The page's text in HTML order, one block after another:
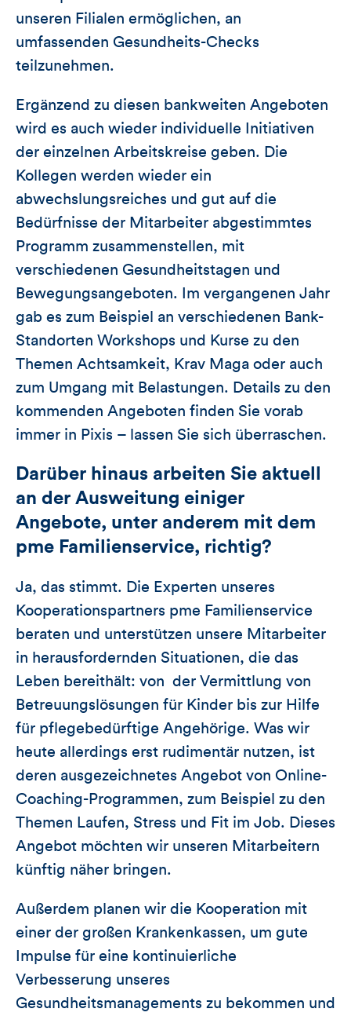
unseren Filialen ermöglichen, an
umfassenden Gesundheits-Checks
teilzunehmen.
Ergänzend zu diesen bankweiten Angeboten
wird es auch wieder individuelle Initiativen
der einzelnen Arbeitskreise geben. Die
Kollegen werden wieder ein
abwechslungsreiches und gut auf die
Bedürfnisse der Mitarbeiter abgestimmtes
Programm zusammenstellen, mit
verschiedenen Gesundheitstagen und
Bewegungsangeboten. Im vergangenen Jahr
gab es zum Beispiel an verschiedenen Bank-
Standorten Workshops und Kurse zu den
Themen Achtsamkeit, Krav Maga oder auch
zum Umgang mit Belastungen. Details zu den
kommenden Angeboten finden Sie vorab
immer in Pixis – lassen Sie sich überraschen.
Darüber hinaus arbeiten Sie aktuell
an der Ausweitung einiger
Angebote, unter anderem mit dem
pme Familienservice, richtig?
Ja, das stimmt. Die Experten unseres
Kooperationspartners pme Familienservice
beraten und unterstützen unsere Mitarbeiter
in herausfordernden Situationen, die das
Leben bereithält: von der Vermittlung von
Betreuungslösungen für Kinder bis zur Hilfe
für pflegebedürftige Angehörige. Was wir
heute allerdings erst rudimentär nutzen, ist
deren ausgezeichnetes Angebot von Online-
Coaching-Programmen, zum Beispiel zu den
Themen Laufen, Stress und Fit im Job. Dieses
Angebot möchten wir unseren Mitarbeitern
künftig näher bringen.
Außerdem planen wir die Kooperation mit
einer der großen Krankenkassen, um gute
Impulse für eine kontinuierliche
Verbesserung unseres
Gesundheitsmanagements zu bekommen und